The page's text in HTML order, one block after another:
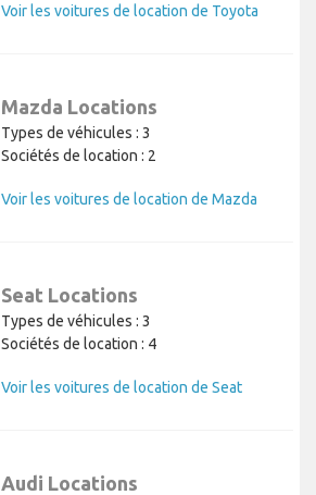
Voir les voitures de location de Toyota
Mazda Locations
Types de véhicules : 3
Sociétés de location : 2
Voir les voitures de location de Mazda
Seat Locations
Types de véhicules : 3
Sociétés de location : 4
Voir les voitures de location de Seat
Audi Locations